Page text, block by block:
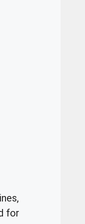
for